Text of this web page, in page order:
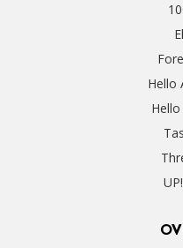
Hello